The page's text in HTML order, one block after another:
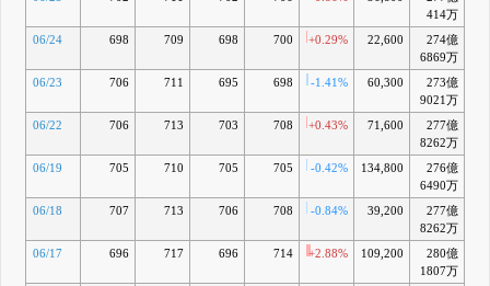
414万
06/24 698 709 698 700 +0.29% 22,600
274億
6869万
06/23 706 711 695 698 -1.41% 60,300
273億
9021万
06/22 706 713 703 708 +0.43% 71,600
277億
8262万
06/19 705 710 705 705 -0.42% 134,800
276億
6490万
06/18 707 713 706 708 -0.84% 39,200
277億
8262万
06/17 696 717 696 714 +2.88% 109,200
280億
1807万